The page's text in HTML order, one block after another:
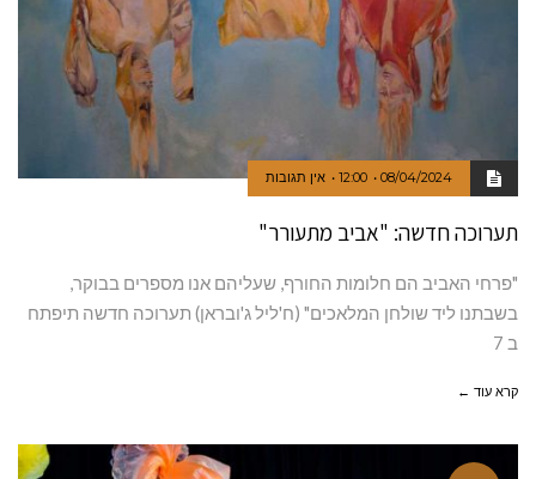
08/04/2024
12:00 אין תגובות
תערוכה חדשה: "אביב מתעורר"
"פרחי האביב הם חלומות החורף, שעליהם אנו מספרים בבוקר,
בשבתנו ליד שולחן המלאכים" (ח'ליל ג'ובראן) תערוכה חדשה תיפתח
ב 7
קרא עוד ←